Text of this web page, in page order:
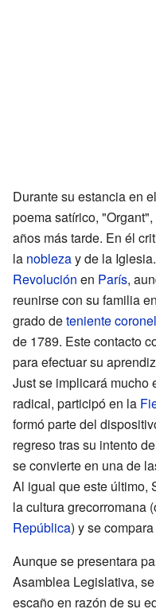
Durante su estancia en
poema satírico,
años más tarde. En él
la noblezay de la
Revolución en París,
reunirse con su familia en
grado deteniente coronel
de 1789. Este contacto
para efectuar su
Just se implicará
radical, participó en la
formó parte del
regreso tras su intento
se convierte en una de
Al igual que este último,
la cultura grecorromana
República) y se
Aunque se presentara
Asamblea Legislativa,
escaño en razón de su